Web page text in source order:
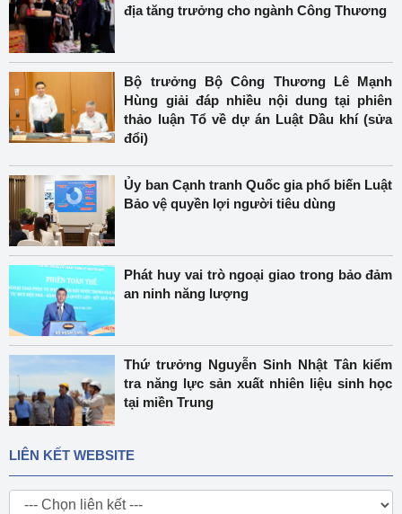
địa tăng trưởng cho ngành Công Thương
Bộ trưởng Bộ Công Thương Lê Mạnh
Hùng giải đáp nhiều nội dung tại phiên
thảo luận Tổ về dự án Luật Dầu khí (sửa
đổi)
Ủy ban Cạnh tranh Quốc gia phổ biến Luật
Bảo vệ quyền lợi người tiêu dùng
Phát huy vai trò ngoại giao trong bảo đảm
an ninh năng lượng
Thứ trưởng Nguyễn Sinh Nhật Tân kiểm
tra năng lực sản xuất nhiên liệu sinh học
tại miền Trung
LIÊN KẾT WEBSITE